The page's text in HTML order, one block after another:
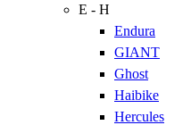
E - H
Endura
GIANT
Ghost
Haibike
Hercules